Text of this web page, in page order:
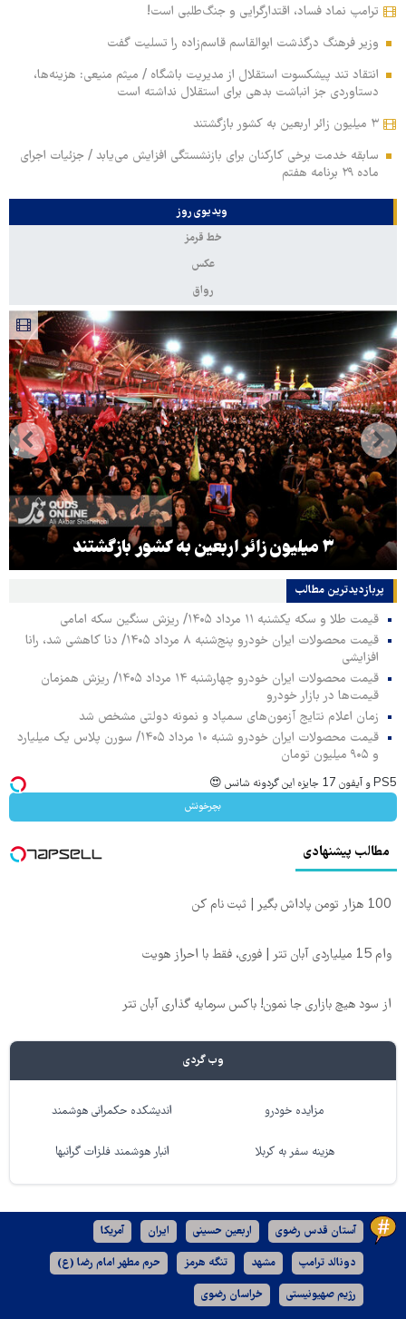
ترامپ نماد فساد، اقتدارگرایی و جنگ‌طلبی است!
وزیر فرهنگ درگذشت ابوالقاسم قاسم‌زاده را تسلیت گفت
انتقاد تند پیشکسوت استقلال از مدیریت باشگاه / میثم منیعی: هزینه‌ها،
دستاوردی جز انباشت بدهی برای استقلال نداشته است
۳ میلیون زائر اربعین به کشور بازگشتند
سابقه خدمت برخی کارکنان برای بازنشستگی افزایش می‌یابد / جزئیات اجرای
ماده ۲۹ برنامه هفتم
ویدیوی روز
خط قرمز
عکس
رواق
۳ میلیون زائر اربعین به کشور بازگشتند
پربازدیدترین‌ مطالب
قیمت طلا و سکه یکشنبه ۱۱ مرداد ۱۴۰۵/ ریزش سنگین سکه امامی
قیمت محصولات ایران خودرو پنج‌شنبه ۸ مرداد ۱۴۰۵/ دنا کاهشی شد، رانا
افزایشی
قیمت محصولات ایران خودرو چهارشنبه ۱۴ مرداد ۱۴۰۵/ ریزش همزمان
قیمت‌ها در بازار خودرو
زمان اعلام نتایج آزمون‌های سمپاد و نمونه دولتی مشخص شد
قیمت محصولات ایران خودرو شنبه ۱۰ مرداد ۱۴۰۵/ سورن پلاس یک میلیارد
و ۹۰۵ میلیون تومان
PS5 و آیفون 17 جایزه این گردونه شانس 😍
بچرخونش
مطالب پیشنهادی
100 هزار تومن پاداش بگیر | ثبت نام کن
وام 15 میلیاردی آبان تتر | فوری، فقط با احراز هویت
از سود هیچ بازاری جا نمون! باکس سرمایه گذاری آبان تتر
وب گردی
مزایده خودرو اندیشکده حکمرانی هوشمند
هزینه سفر به کربلا انبار هوشمند فلزات گرانبها
آستان قدس رضوی اربعین حسینی ایران آمریکا
دونالد ترامپ مشهد تنگه هرمز حرم مطهر امام رضا (ع)
رژیم صهیونیستی خراسان رضوی